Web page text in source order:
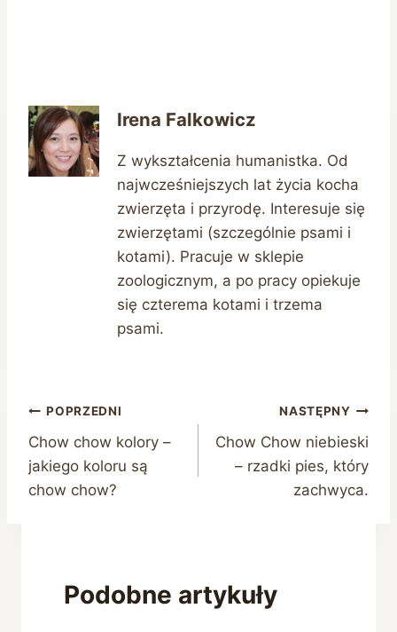
Irena Falkowicz
Z wykształcenia humanistka. Od
najwcześniejszych lat życia kocha
zwierzęta i przyrodę. Interesuje się
zwierzętami (szczególnie psami i
kotami). Pracuje w sklepie
zoologicznym, a po pracy opiekuje
się czterema kotami i trzema
psami.
Nawigacja
wpisu
POPRZEDNI
Chow chow kolory –
jakiego koloru są
chow chow?
NASTĘPNY
Chow Chow niebieski
– rzadki pies, który
zachwyca.
Podobne artykuły